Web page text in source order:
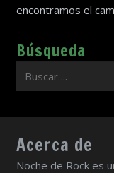
encontramos el
Búsqueda
Acerca de
Noche de Rock es